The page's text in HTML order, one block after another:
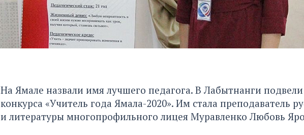
На Ямале назвали имя лучшего педагога. В Лабытнанги
конкурса «Учитель года Ямала-2020». Им стала преподаватель
и литературы многопрофильного лицея Муравленко Любовь